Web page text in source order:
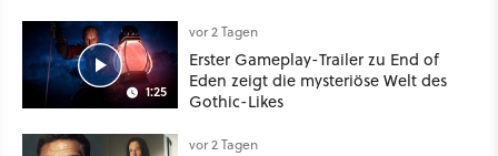
Schwert
1:25
vor 2 Tagen
Erster Gameplay-Trailer zu End of
Eden zeigt die mysteriöse Welt des
Gothic-Likes
vor 2 Tagen